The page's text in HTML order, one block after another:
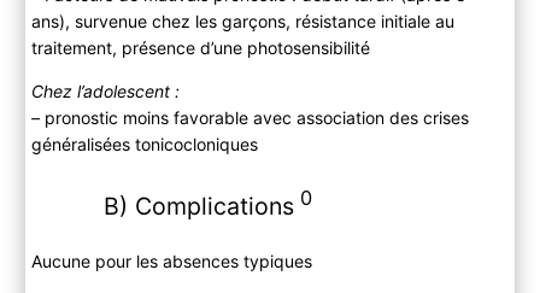
ans), survenue chez les garçons, résistance initiale au
traitement, présence d’une photosensibilité
Chez l’adolescent :
– pronostic moins favorable avec association des crises
généralisées tonicocloniques
B) Complications 0
Aucune pour les absences typiques